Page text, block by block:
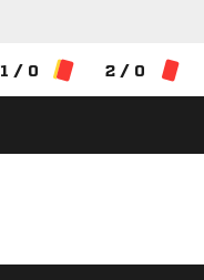
1 / 0 2 / 0